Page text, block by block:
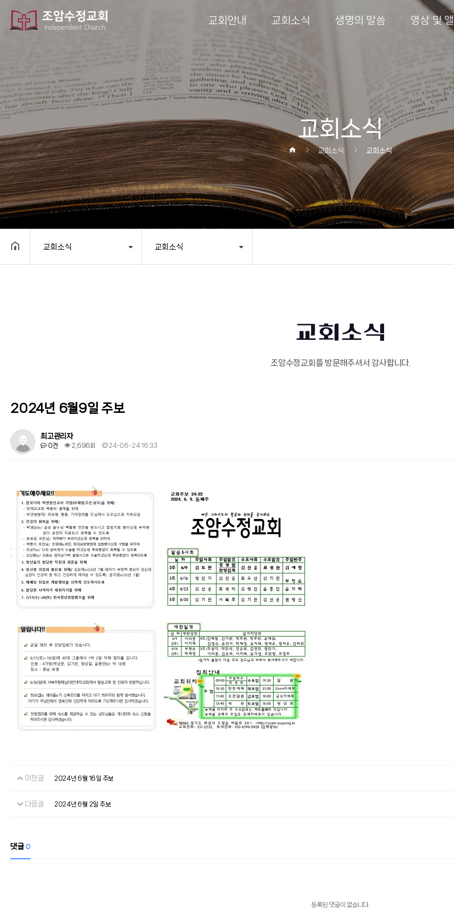
교회안내 교회소식 생명의 말씀 영상 및
교회소식
교회소식 교회소식
교회소식 교회소식
교회소식
조암수정교회를 방문해주셔서 감사합니다.
2024년 6월9일 주보
최고관리자
0건 2,696회 24-06-24 16:33
이전글 2024년 6월 16일 주보
다음글 2024년 6월 2일 주보
댓글 0
등록된 댓글이 없습니다.